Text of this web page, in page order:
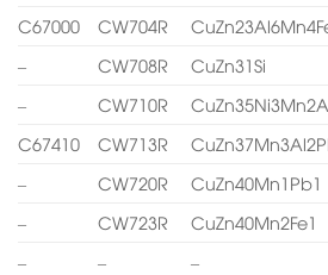
C67000
CW704R
–
CW708R CuZn31Si
–
CW710R
C67410
CW713R
–
CW720R CuZn40Mn1Pb1
–
CW723R CuZn40Mn2Fe1
–
– –